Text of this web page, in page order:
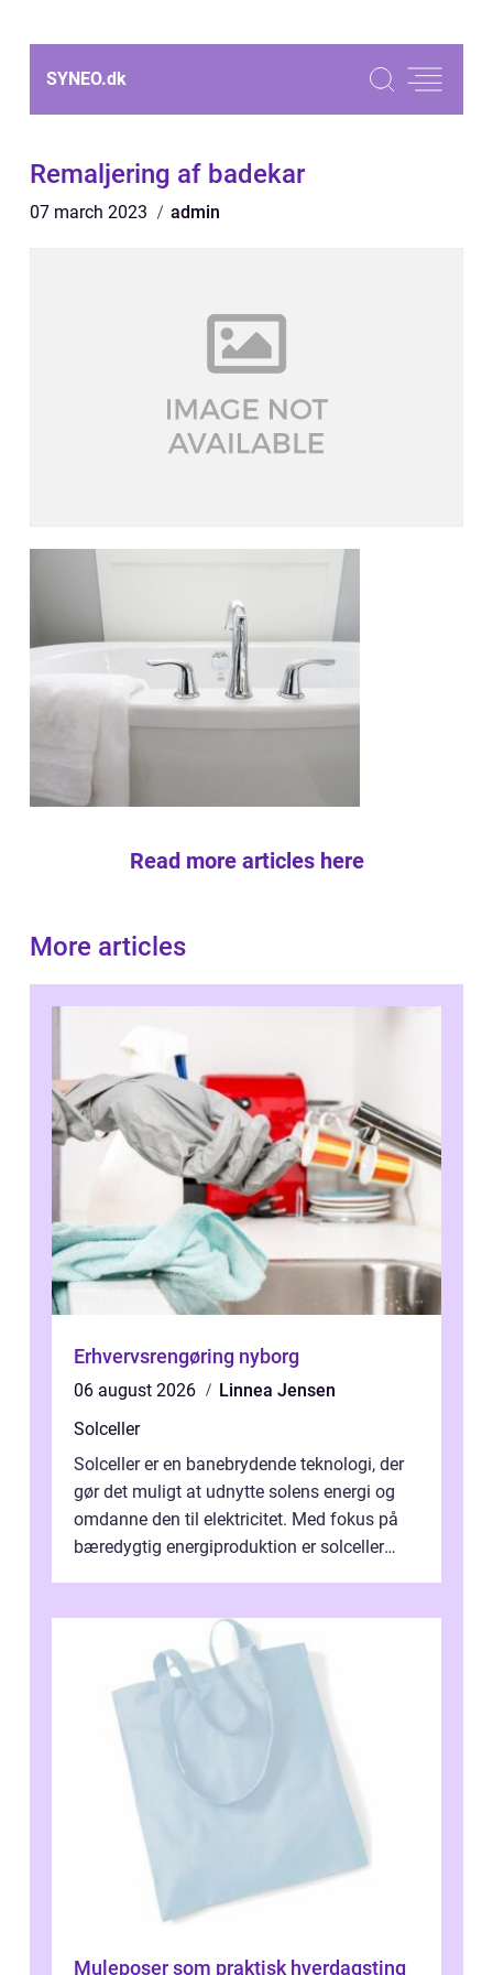
SYNEO.dk
Remaljering af badekar
07 march 2023 admin
Read more articles here
More articles
Erhvervsrengøring nyborg
06 august 2026
Linnea Jensen
Solceller
Solceller er en banebrydende teknologi, der
gør det muligt at udnytte solens energi og
omdanne den til elektricitet. Med fokus på
bæredygtig energiproduktion er solceller
Muleposer som praktisk hverdagsting